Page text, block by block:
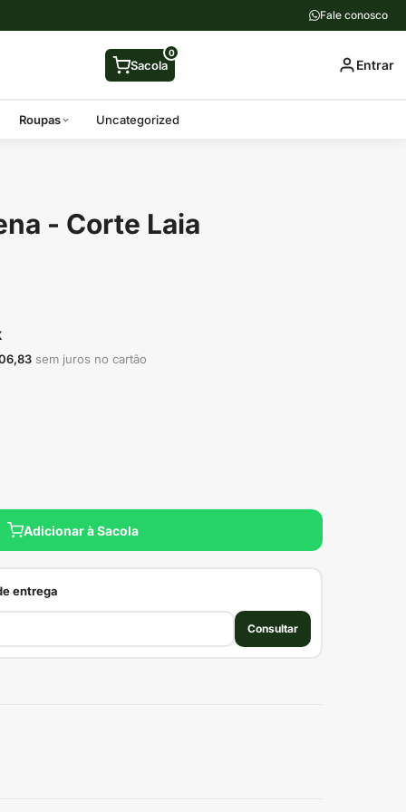
Fale conosco
Sacola
0
Entrar
Roupas Uncategorized
- Corte Laia
sem juros no cartão
Adicionar à Sacola
entrega
Consultar